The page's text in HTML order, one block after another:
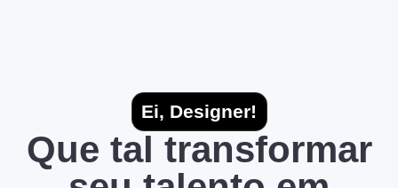
Ei, Designer!
Que tal transformar